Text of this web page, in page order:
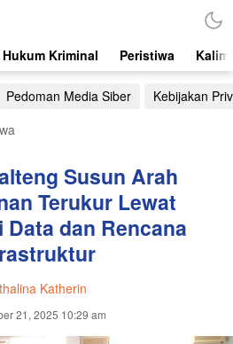
Hukum Kriminal Peristiwa
Pedoman Media Siber
Kebijakan
Susun Arah
Terukur Lewat
dan Rencana
Katherin
21, 2025 10:29 am